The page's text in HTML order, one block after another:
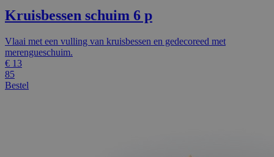
Kruisbessen schuim 6 p
Vlaai met een vulling van kruisbessen en gedecoreed met
merengueschuim.
€ 13
85
Bestel